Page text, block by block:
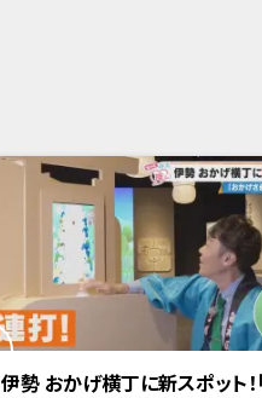
伊勢 おかげ横丁に新スポット！